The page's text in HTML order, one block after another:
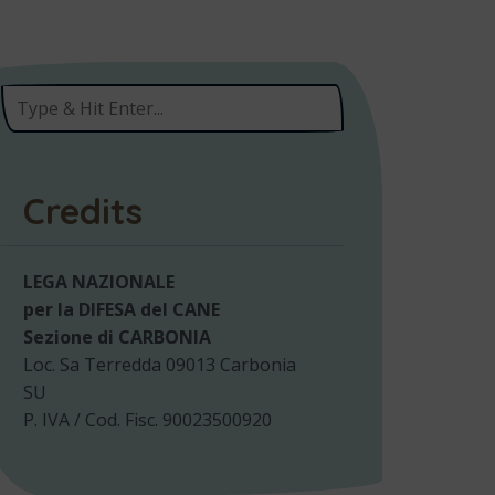
Credits
LEGA NAZIONALE
per la DIFESA del CANE
Sezione di CARBONIA
Loc. Sa Terredda 09013 Carbonia
SU
P. IVA / Cod. Fisc. 90023500920